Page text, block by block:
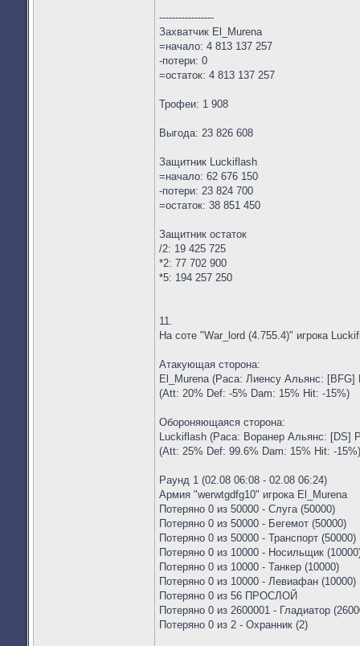
-----------------
Захватчик El_Murena
=начало: 4 813 137 257
-потери: 0
=остаток: 4 813 137 257
Трофеи: 1 908
Выгода: 23 826 608
Защитник Luckiflash
=начало: 62 676 150
-потери: 23 824 700
=остаток: 38 851 450
Защитник остаток
/2: 19 425 725
*2: 77 702 900
*5: 194 257 250
11.
На соте "War_lord (4.755.4)" игрока
Атакующая сторона:
El_Murena (Раса: Лиенсу Альянс:
(Att: 20% Def: -5% Dam: 15% Hit: -15%)
Обороняющаяся сторона:
Luckiflash (Раса: Воранер Альянс: [DS]
(Att: 25% Def: 99.6% Dam: 15% Hit: -15%)
Раунд 1 (02.08 06:08 - 02.08 06:24)
Армия "werwtgdfg10" игрока El_Murena
Потеряно 0 из 50000 - Слуга (50000)
Потеряно 0 из 50000 - Бегемот (50000)
Потеряно 0 из 50000 - Транспорт (50000)
Потеряно 0 из 10000 - Носильщик
Потеряно 0 из 10000 - Танкер (10000)
Потеряно 0 из 10000 - Левиафан (10000)
Потеряно 0 из 56 ПРОСЛОЙ
Потеряно 0 из 2600001 - Гладиатор
Потеряно 0 из 2 - Охранник (2)